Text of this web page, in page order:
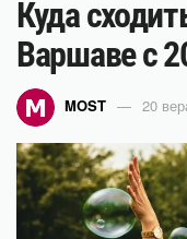
Куда
Варшаве с
MOST 20